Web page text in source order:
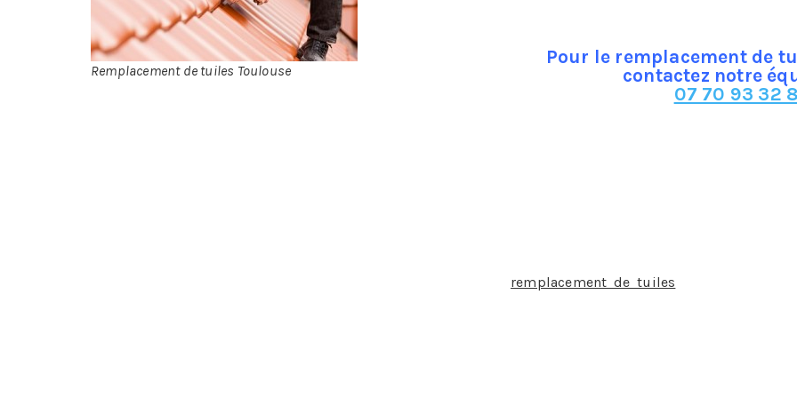
Remplacement de tuiles Toulouse
Pour le remplacement de
contactez notre
07 70 93 32
remplacement de tuiles